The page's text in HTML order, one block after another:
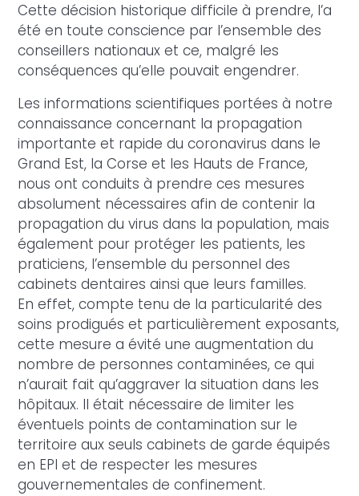
Cette décision historique difficile à prendre, l’a
été en toute conscience par l’ensemble des
conseillers nationaux et ce, malgré les
conséquences qu’elle pouvait engendrer.
Les informations scientifiques portées à notre
connaissance concernant la propagation
importante et rapide du coronavirus dans le
Grand Est, la Corse et les Hauts de France,
nous ont conduits à prendre ces mesures
absolument nécessaires afin de contenir la
propagation du virus dans la population, mais
également pour protéger les patients, les
praticiens, l’ensemble du personnel des
cabinets dentaires ainsi que leurs familles.
En effet, compte tenu de la particularité des
soins prodigués et particulièrement exposants,
cette mesure a évité une augmentation du
nombre de personnes contaminées, ce qui
n’aurait fait qu’aggraver la situation dans les
hôpitaux. Il était nécessaire de limiter les
éventuels points de contamination sur le
territoire aux seuls cabinets de garde équipés
en EPI et de respecter les mesures
gouvernementales de confinement.